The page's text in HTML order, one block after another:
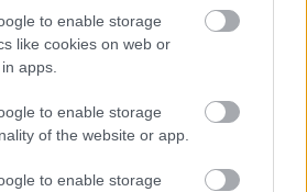
to enable storage
like cookies on web or
apps.
to enable storage
of the website or app.
to enable storage
την ΑΝΙΜΑ, το θαλασσοπούλι
Αθήνα προκειμένου να του
ιατρική περίθαλψη.
και πρωτοποριακή